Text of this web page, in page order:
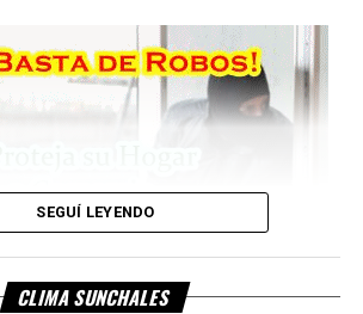
En el
operativo
intervinieron
Móvil N.º 4
Estación
SEGUÍ LEYENDO
CLIMA SUNCHALES